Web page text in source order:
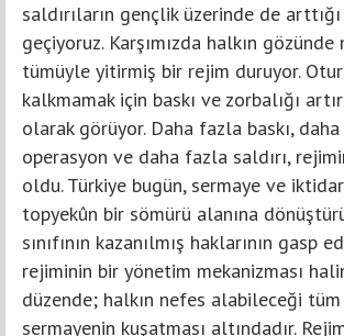
saldırıların gençlik üzerinde de
geçiyoruz. Karşımızda halkın
tümüyle yitirmiş bir rejim duruyor.
kalkmamak için baskı ve zorbalığı
olarak görüyor. Daha fazla baskı,
operasyon ve daha fazla saldırı,
oldu. Türkiye bugün, sermaye ve
topyekûn bir sömürü alanına
sınıfının kazanılmış haklarının gasp
rejiminin bir yönetim mekanizması
düzende; halkın nefes alabileceği
sermayenin kuşatması altındadır.